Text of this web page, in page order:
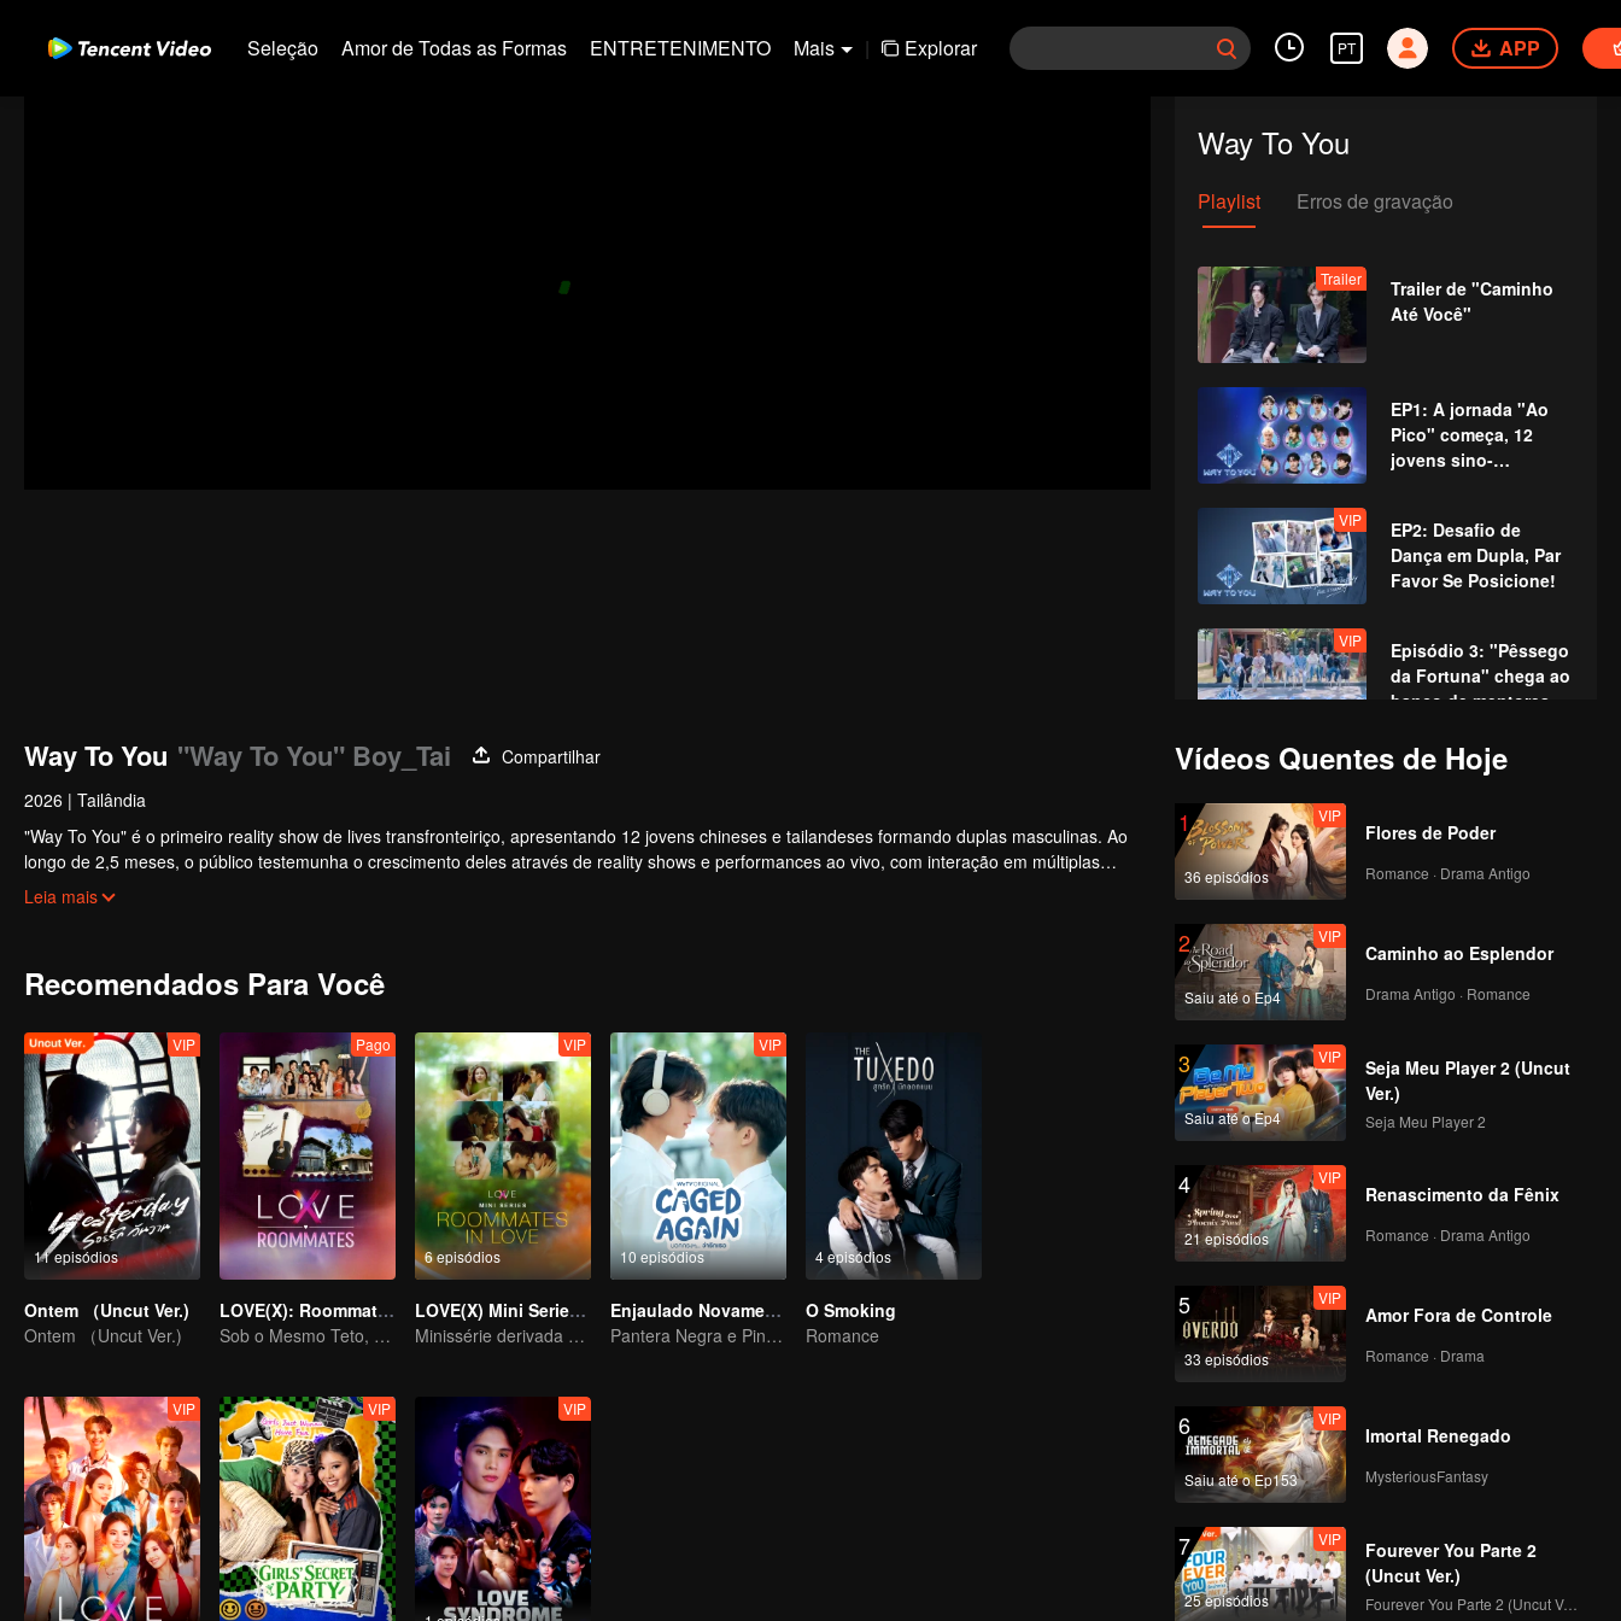
Seleção Amor de Todas as Formas ENTRETENIMENTO Mais | Explorar PT APP
Way To You
Playlist Erros de gravação
Trailer
Trailer de "Caminho
Até Você"
EP1: A jornada "Ao
Pico" começa, 12
jovens sino-
primeira vez!
VIP
EP2: Desafio de
Dança em Dupla, Par
Favor Se Posicione!
VIP
Episódio 3: "Pêssego
da Fortuna" chega ao
banco de mentores,
icônicas!
VIP
Episódio 4: Gala de
Talentos em uma
Disputa Épica de
Interpretação
VIP
Avante Sem Medo!
VIP
Aquáticos, Batalha
Geral de Todos os
Participantes!
VIP
Episódio 7: Exibição
talentos em grupo, da
inexperiência ao
deslumbre
VIP
VIP
VIP
VIP
Episódio 8: Noite do
Way To You "Way To You" Boy_Tai
Compartilhar
2026 | Tailândia
"Way To You" é o primeiro reality show de lives transfronteiriço, apresentando 12 jovens chineses e tailandeses formando duplas masculinas. Ao
longo de 2,5 meses, o público testemunha o crescimento deles através de reality shows e performances ao vivo, com interação em múltiplas
plataformas. Os espectadores participam diretamente do desenvolvimento dos ídolos por meio de votações e apoio, acompanhando a jornada
Leia mais
Recomendados Para Você
11 episódios
VIP
Ontem （Uncut Ver.)
Ontem （Uncut Ver.)
Pago
LOVE(X): Roommates
Sob o Mesmo Teto, Corações Desbloqueados! O Especial LOVE(X) de Companheiros de Casa
6 episódios
VIP
LOVE(X) Mini Series: Roommates In Love
Minissérie derivada de LOVE(X)
10 episódios
VIP
Enjaulado Novamente
Pantera Negra e Pinguim
4 episódios
O Smoking
Romance
VIP VIP VIP
Vídeos Quentes de Hoje
1
36 episódios
VIP
Flores de Poder
Romance · Drama Antigo
2
Saiu até o Ep4
VIP
Caminho ao Esplendor
Drama Antigo · Romance
3
Saiu até o Ep4
VIP
Seja Meu Player 2 (Uncut
Ver.)
Seja Meu Player 2
4
21 episódios
VIP
Renascimento da Fênix
Romance · Drama Antigo
5
33 episódios
VIP
Amor Fora de Controle
Romance · Drama
6
Saiu até o Ep153
VIP
Imortal Renegado
MysteriousFantasy
7
25 episódios
VIP
Fourever You Parte 2
(Uncut Ver.)
Fourever You Parte 2 (Uncut Ver.)